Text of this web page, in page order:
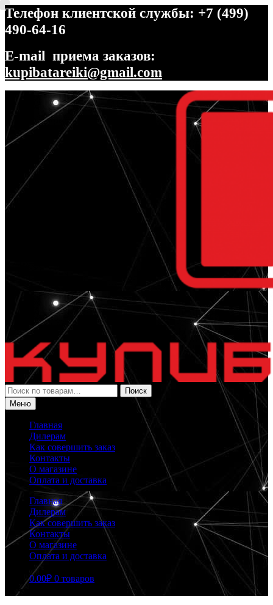
Телефон клиентской службы: +7 (499)
490-64-16
E-mail приема заказов:
kupibatareiki@gmail.com
Перейти
навигации
Перейти
содержимому
Искать:
Поиск
Меню
Главная
Дилерам
Как совершить заказ
Контакты
О магазине
Оплата и доставка
Главная
Дилерам
Как совершить заказ
Контакты
О магазине
Оплата и доставка
0.00₽ 0 товаров